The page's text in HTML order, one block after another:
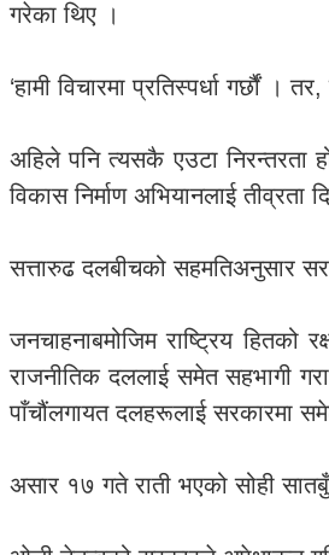
गरेका थिए ।
‘हामी विचारमा प्रतिस्पर्धा गर्छौं
अहिले पनि त्यसकै एउटा निरन्तरता
विकास निर्माण अभियानलाई तीव्रता
सत्तारुढ दलबीचको सहमतिअनुसार
जनचाहनाबमोजिम राष्ट्रिय हितको
राजनीतिक दललाई समेत सहभागी
पाँचौंलगायत दलहरूलाई सरकारमा
असार १७ गते राती भएको सोही